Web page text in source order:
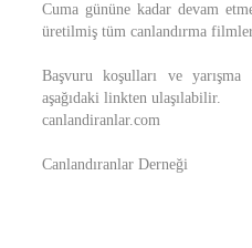
Cuma gününe kadar devam
üretilmiş tüm canlandırma
Başvuru koşulları ve
aşağıdaki linkten ulaşılabilir.
canlandiranlar.com
Canlandıranlar Derneği